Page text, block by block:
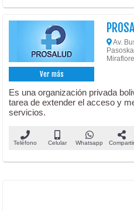
Ver más
Av.
Es una organización privada
tarea de extender el acceso y
servicios.
Teléfono Celular Whatsapp Compartir